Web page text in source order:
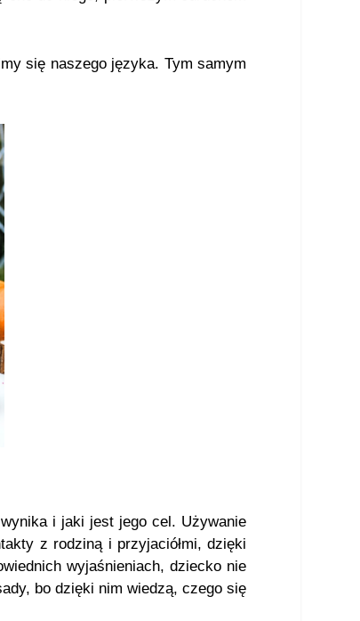
się naszego języka. Tym samym
i jaki jest jego cel. Używanie
z rodziną i przyjaciółmi, dzięki
wyjaśnieniach, dziecko nie
bo dzięki nim wiedzą, czego się